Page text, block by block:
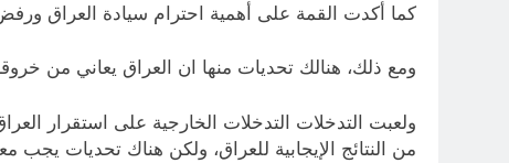
كما أكدت القمة على أهمية احترام سيادة العراق ورفض
ومع ذلك، هنالك تحديات منها ان العراق يعاني من
ولعبت التدخلات التدخلات الخارجية على استقرار
من النتائج الإيجابية للعراق، ولكن هناك تحديات يجب